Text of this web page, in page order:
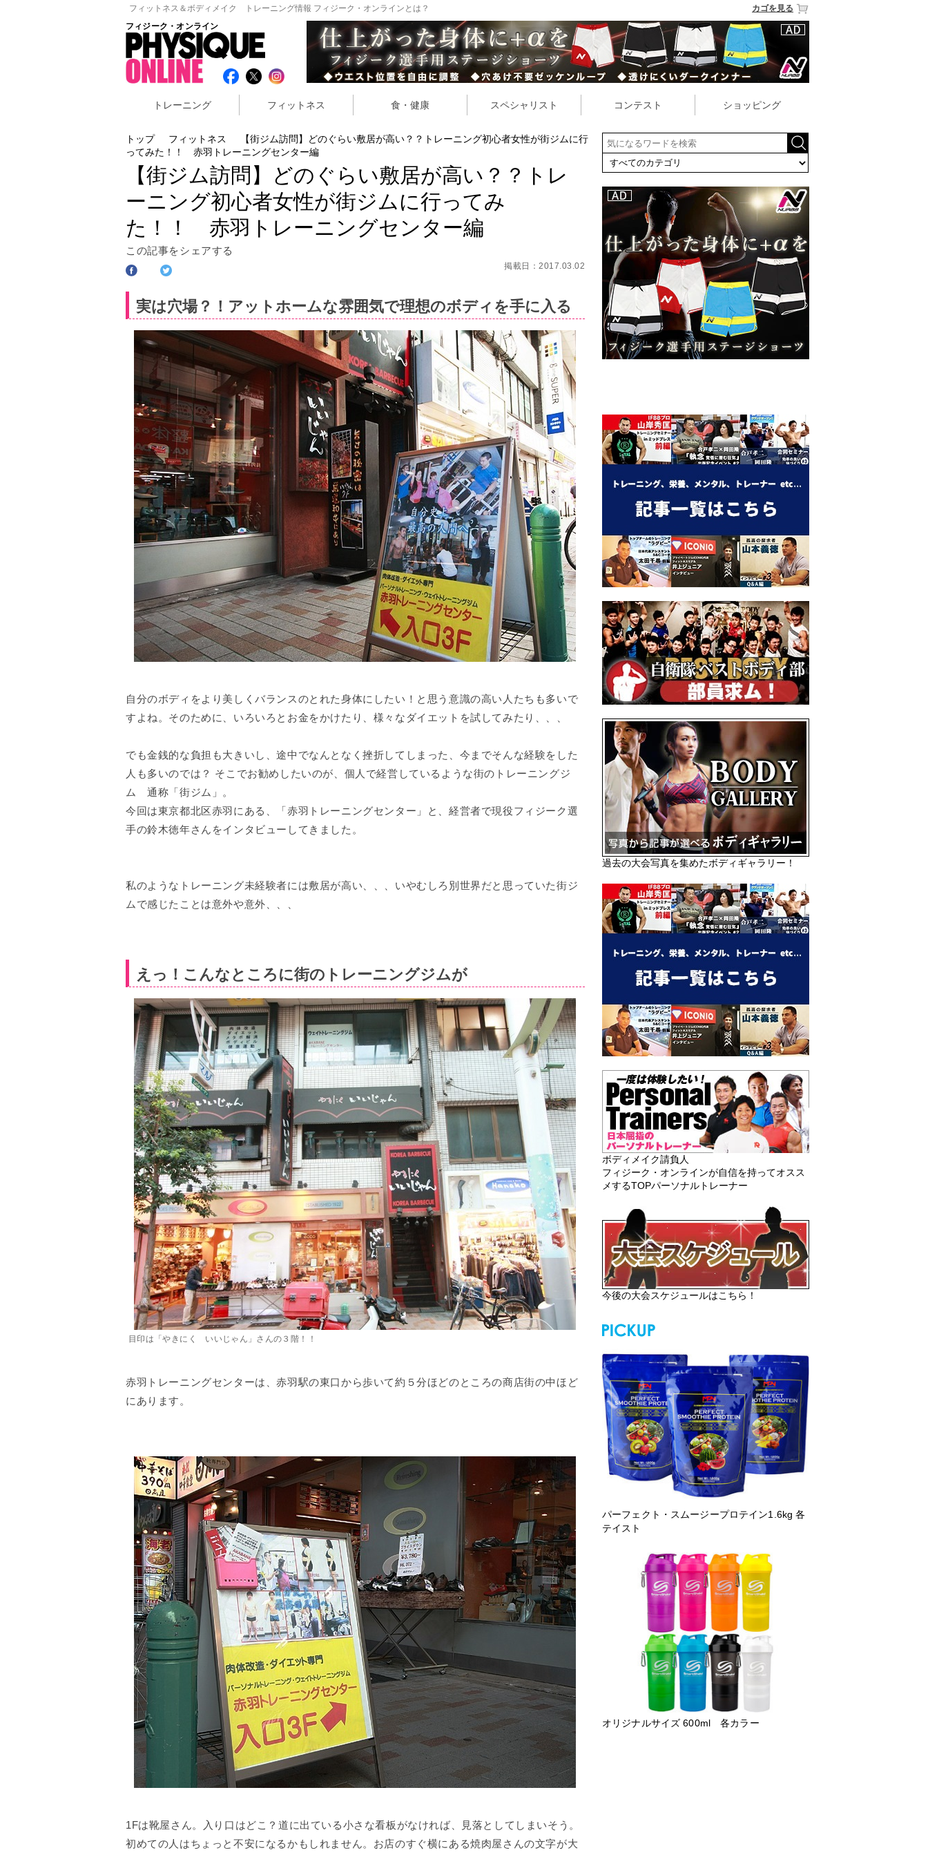
フィットネス＆ボディメイク トレーニング情報 フィジーク・オンラインとは？
カゴを見る
フィジーク・オンライン
トレーニング フィットネス 食・健康 スペシャリスト コンテスト ショッピング
過去の大会写真を集めたボディギャラリー！
ボディメイク請負人
フィジーク・オンラインが自信を持ってオスス
メするTOPパーソナルトレーナー
今後の大会スケジュールはこちら！
パーフェクト・スムージープロテイン1.6kg 各
テイスト
オリジナルサイズ 600ml 各カラー
トップ フィットネス
【街ジム訪問】どのぐらい敷居が高い？？トレーニング初心者女性が街ジムに行
ってみた！！ 赤羽トレーニングセンター編
【街ジム訪問】どのぐらい敷居が高い？？トレ
ーニング初心者女性が街ジムに行ってみ
た！！ 赤羽トレーニングセンター編
この記事をシェアする
掲載日：2017.03.02
実は穴場？！アットホームな雰囲気で理想のボディを手に入る
自分のボディをより美しくバランスのとれた身体にしたい！と思う意識の高い人たちも多いで
すよね。そのために、いろいろとお金をかけたり、様々なダイエットを試してみたり、、、
でも金銭的な負担も大きいし、途中でなんとなく挫折してしまった、今までそんな経験をした
人も多いのでは？ そこでお勧めしたいのが、個人で経営しているような街のトレーニングジ
ム 通称「街ジム」。
今回は東京都北区赤羽にある、「赤羽トレーニングセンター」と、経営者で現役フィジーク選
手の鈴木徳年さんをインタビューしてきました。
私のようなトレーニング未経験者には敷居が高い、、、いやむしろ別世界だと思っていた街ジ
ムで感じたことは意外や意外、、、
えっ！こんなところに街のトレーニングジムが
目印は「やきにく いいじゃん」さんの３階！！
赤羽トレーニングセンターは、赤羽駅の東口から歩いて約５分ほどのところの商店街の中ほど
にあります。
1Fは靴屋さん。入り口はどこ？道に出ている小さな看板がなければ、見落としてしまいそう。
初めての人はちょっと不安になるかもしれません。お店のすぐ横にある焼肉屋さんの文字が大